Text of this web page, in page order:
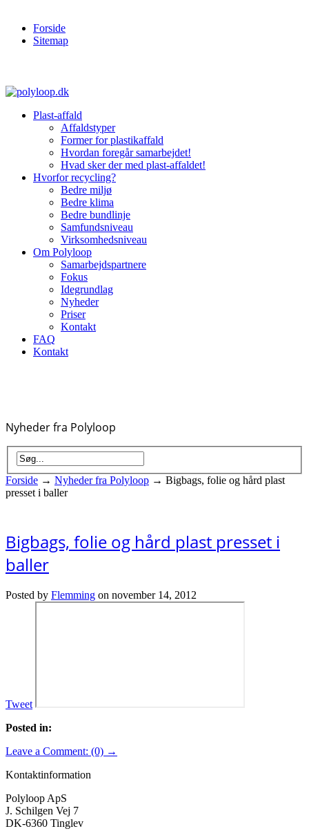
Forside
Sitemap
Plast-affald
Affaldstyper
Former for plastikaffald
Hvordan foregår samarbejdet!
Hvad sker der med plast-affaldet!
Hvorfor recycling?
Bedre miljø
Bedre klima
Bedre bundlinje
Samfundsniveau
Virksomhedsniveau
Om Polyloop
Samarbejdspartnere
Fokus
Idegrundlag
Nyheder
Priser
Kontakt
FAQ
Kontakt
Nyheder fra Polyloop
Forside → Nyheder fra Polyloop → Bigbags, folie og hård plast
presset i baller
Bigbags, folie og hård plast presset i
baller
Posted by Flemming on november 14, 2012
Tweet
Posted in:
Leave a Comment: (0) →
Kontaktinformation
Polyloop ApS
J. Schilgen Vej 7
DK-6360 Tinglev